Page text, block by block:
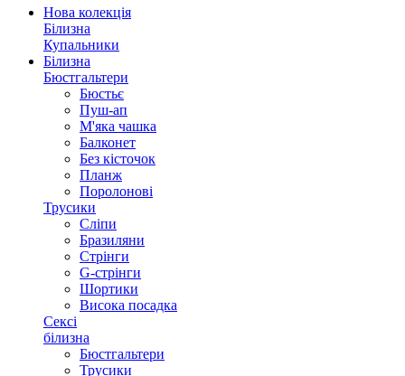
Нова колекція
Білизна
Купальники
Білизна
Бюстгальтери
Бюстьє
Пуш-ап
М'яка чашка
Балконет
Без кісточок
Планж
Поролонові
Трусики
Сліпи
Бразиляни
Стрінги
G-стрінги
Шортики
Висока посадка
Сексі
білизна
Бюстгальтери
Трусики